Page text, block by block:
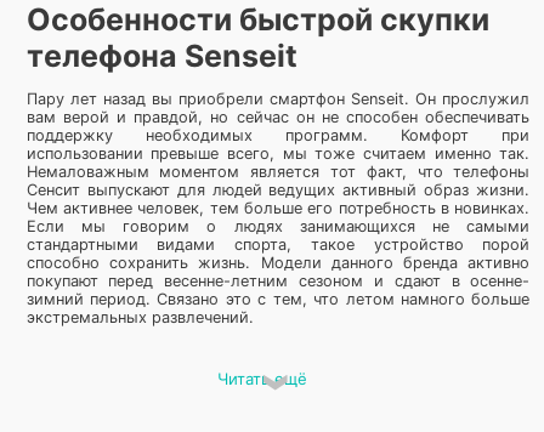
Особенности быстрой скупки
телефона Senseit
Пару лет назад вы приобрели смартфон Senseit. Он прослужил
вам верой и правдой, но сейчас он не способен обеспечивать
поддержку необходимых программ. Комфорт при
использовании превыше всего, мы тоже считаем именно так.
Немаловажным моментом является тот факт, что телефоны
Сенсит выпускают для людей ведущих активный образ жизни.
Чем активнее человек, тем больше его потребность в новинках.
Если мы говорим о людях занимающихся не самыми
стандартными видами спорта, такое устройство порой
способно сохранить жизнь. Модели данного бренда активно
покупают перед весенне-летним сезоном и сдают в осенне-
зимний период. Связано это с тем, что летом намного больше
экстремальных развлечений.
Читать ещё